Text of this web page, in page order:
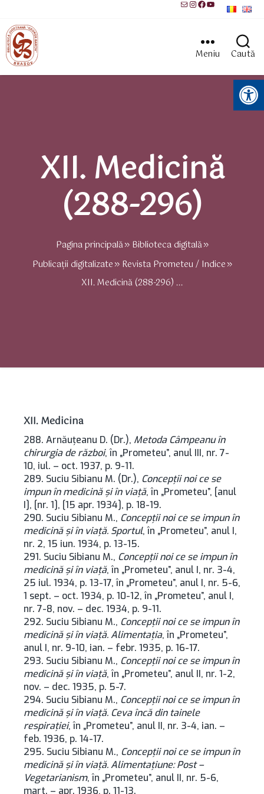
MailInstagram
Facebook
YouTube
Meniu Caută
Instrumente pentru accesibilitate
XII. Medicină
(288-296)
Pagina principală
Biblioteca digitală
Publicații digitalizate
Revista Prometeu / Indice
XII. Medicină (288-296) ...
XII. Medicina
288. Arnăuţeanu D. (Dr.), Metoda Câmpeanu în
chirurgia de război, în „Prometeu”, anul III, nr. 7-
10, iul. – oct. 1937, p. 9-11.
289. Suciu Sibianu M. (Dr.), Concepţii noi ce se
impun în medicină şi în viaţă, în „Prometeu”, [anul
I], [nr. 1], [15 apr. 1934], p. 18-19.
290. Suciu Sibianu M., Concepţii noi ce se impun în
medicină şi în viaţă. Sportul, în „Prometeu”, anul I,
nr. 2, 15 iun. 1934, p. 13-15.
291. Suciu Sibianu M., Concepţii noi ce se impun în
medicină şi în viaţă, în „Prometeu”, anul I, nr. 3-4,
25 iul. 1934, p. 13-17, în „Prometeu”, anul I, nr. 5-6,
1 sept. – oct. 1934, p. 10-12, în „Prometeu”, anul I,
nr. 7-8, nov. – dec. 1934, p. 9-11.
292. Suciu Sibianu M., Concepţii noi ce se impun în
medicină şi în viaţă. Alimentaţia, în „Prometeu”,
anul I, nr. 9-10, ian. – febr. 1935, p. 16-17.
293. Suciu Sibianu M., Concepţii noi ce se impun în
medicină şi în viaţă, în „Prometeu”, anul II, nr. 1-2,
nov. – dec. 1935, p. 5-7.
294. Suciu Sibianu M., Concepţii noi ce se impun în
medicină şi în viaţă. Ceva încă din tainele
respiraţiei, în „Prometeu”, anul II, nr. 3-4, ian. –
feb. 1936, p. 14-17.
295. Suciu Sibianu M., Concepţii noi ce se impun în
medicină şi în viaţă. Alimentaţiune: Post –
Vegetarianism, în „Prometeu”, anul II, nr. 5-6,
mart. – apr. 1936, p. 11-13.